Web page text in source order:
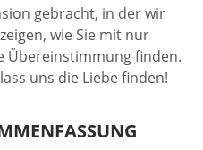
gebracht, in der wir
wie Sie mit nur
Übereinstimmung finden.
uns die Liebe finden!